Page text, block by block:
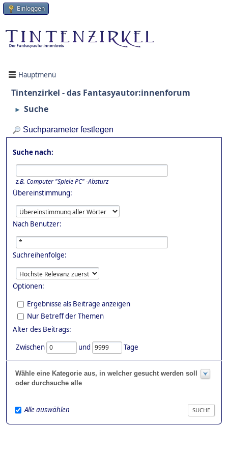
Einloggen
Hauptmenü
Tintenzirkel - das Fantasyautor:innenforum
► Suche
Suchparameter festlegen
Suche nach:
z.B. Computer "Spiele PC" -Absturz
Übereinstimmung:
Nach Benutzer:
Suchreihenfolge:
Optionen:
Ergebnisse als Beiträge anzeigen
Nur Betreff der Themen
Alter des Beitrags:
Zwischen
und Tage
Wähle eine Kategorie aus, in welcher gesucht werden soll
oder durchsuche alle
Alle auswählen